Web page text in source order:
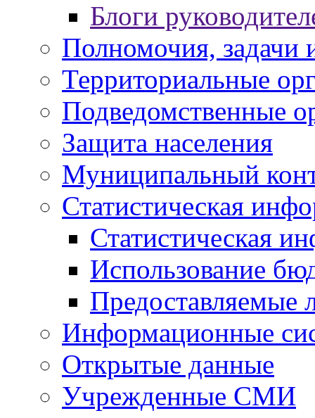
Блоги
Полномочия, задачи
Территориальные
Подведомственные
Защита населения
Муниципальный
Статистическая
Статистическая
Использование
Предоставляемые
Информационные
Открытые данные
Учрежденные СМИ